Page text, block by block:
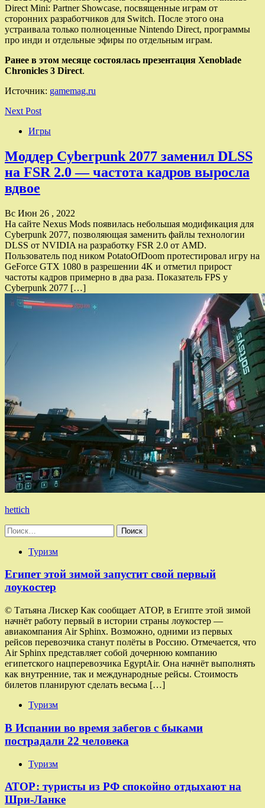
Direct Mini: Partner Showcase, посвященные играм от
сторонних разработчиков для Switch. После этого она
устраивала только полноценные Nintendo Direct, программы
про инди и отдельные эфиры по отдельным играм.
Ранее в этом месяце состоялась презентация Xenoblade
Chronicles 3 Direct.
Источник: gamemag.ru
Next Post
Игры
Моддер Cyberpunk 2077 заменил DLSS
на FSR 2.0 — частота кадров выросла
вдвое
Вс Июн 26 , 2022
На сайте Nexus Mods появилась небольшая модификация для
Cyberpunk 2077, позволяющая заменить файлы технологии
DLSS от NVIDIA на разработку FSR 2.0 от AMD.
Пользователь под ником PotatoOfDoom протестировал игру на
GeForce GTX 1080 в разрешении 4K и отметил прирост
частоты кадров примерно в два раза. Показатель FPS у
Cyberpunk 2077 […]
hettich
Найти:
Туризм
Египет этой зимой запустит свой первый
лоукостер
© Татьяна Лискер Как сообщает АТОР, в Египте этой зимой
начнёт работу первый в истории страны лоукостер —
авиакомпания Air Sphinx. Возможно, одними из первых
рейсов перевозчика станут полёты в Россию. Отмечается, что
Air Sphinx представляет собой дочернюю компанию
египетского нацперевозчика EgyptAir. Она начнёт выполнять
как внутренние, так и международные рейсы. Стоимость
билетов планируют сделать весьма […]
Туризм
В Испании во время забегов с быками
пострадали 22 человека
Туризм
АТОР: туристы из РФ спокойно отдыхают на
Шри-Ланке